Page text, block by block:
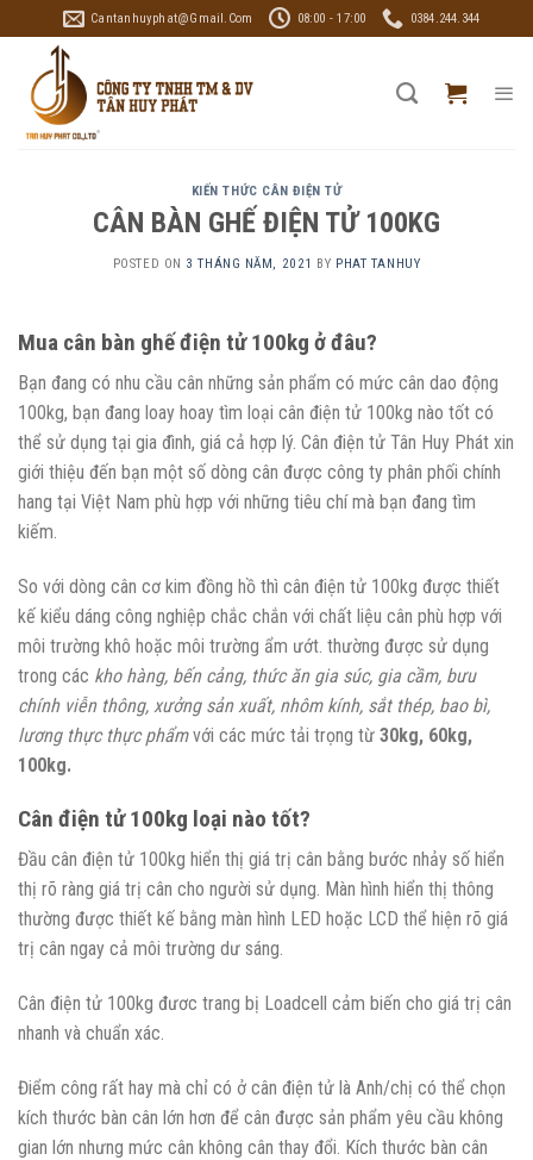
to
content
Cantanhuyphat@gmail.com 08:00 - 17:00 0384.244.344
KIẾN THỨC CÂN ĐIỆN TỬ
CÂN BÀN GHẾ ĐIỆN TỬ 100KG
POSTED ON 3 THÁNG NĂM, 2021 BY PHAT TANHUY
Mua cân bàn ghế điện tử 100kg ở đâu?
Bạn đang có nhu cầu cân những sản phẩm có mức cân dao động
100kg, bạn đang loay hoay tìm loại cân điện tử 100kg nào tốt có
thể sử dụng tại gia đình, giá cả hợp lý. Cân điện tử Tân Huy Phát xin
giới thiệu đến bạn một số dòng cân được công ty phân phối chính
hang tại Việt Nam phù hợp với những tiêu chí mà bạn đang tìm
kiếm.
So với dòng cân cơ kim đồng hồ thì cân điện tử 100kg được thiết
kế kiểu dáng công nghiệp chắc chắn với chất liệu cân phù hợp với
môi trường khô hoặc môi trường ẩm ướt. thường được sử dụng
trong các kho hàng, bến cảng, thức ăn gia súc, gia cầm, bưu
chính viễn thông, xưởng sản xuất, nhôm kính, sắt thép, bao bì,
lương thực thực phẩmvới các mức tải trọng từ 30kg, 60kg,
100kg.
Cân điện tử 100kg loại nào tốt?
Đầu cân điện tử 100kg hiển thị giá trị cân bằng bước nhảy số hiển
thị rõ ràng giá trị cân cho người sử dụng. Màn hình hiển thị thông
thường được thiết kế bằng màn hình LED hoặc LCD thể hiện rõ giá
trị cân ngay cả môi trường dư sáng.
Cân điện tử 100kg đươc trang bị Loadcell cảm biến cho giá trị cân
nhanh và chuẩn xác.
Điểm công rất hay mà chỉ có ở cân điện tử là Anh/chị có thể chọn
kích thước bàn cân lớn hơn để cân được sản phẩm yêu cầu không
gian lớn nhưng mức cân không cân thay đổi. Kích thước bàn cân